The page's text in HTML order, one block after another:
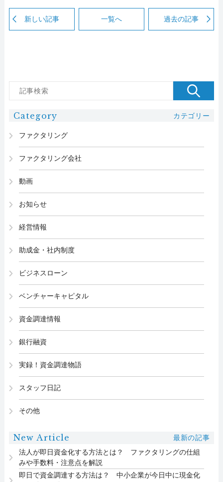
新しい記事 一覧へ 過去の記事
Category カテゴリー
ファクタリング
ファクタリング会社
動画
お知らせ
経営情報
助成金・社内制度
ビジネスローン
ベンチャーキャピタル
資金調達情報
銀行融資
実録！資金調達物語
スタッフ日記
その他
New Article
最新の記事
法人が即日資金化する方法とは？ ファクタリングの仕組
みや手数料・注意点を解説
即日で資金調達する方法は？ 中小企業が今日中に現金化